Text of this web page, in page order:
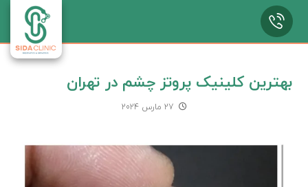
بهترین کلینیک پروتز چشم در تهران
27 مارس 2024